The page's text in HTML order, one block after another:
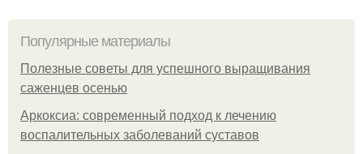
Популярные материалы
Полезные советы для успешного выращивания
саженцев осенью
Аркоксиа: современный подход к лечению
воспалительных заболеваний суставов